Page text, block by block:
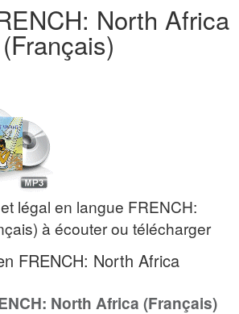
North Africa
(Français)
légal en langue FRENCH:
à écouter ou télécharger
FRENCH: North Africa
North Africa (Français)